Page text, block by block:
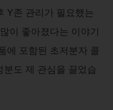
Y존 관리가 필요했는
이 좋아졌다는 이야기
에 포함된 초저분자 콜
도 제 관심을 끌었습